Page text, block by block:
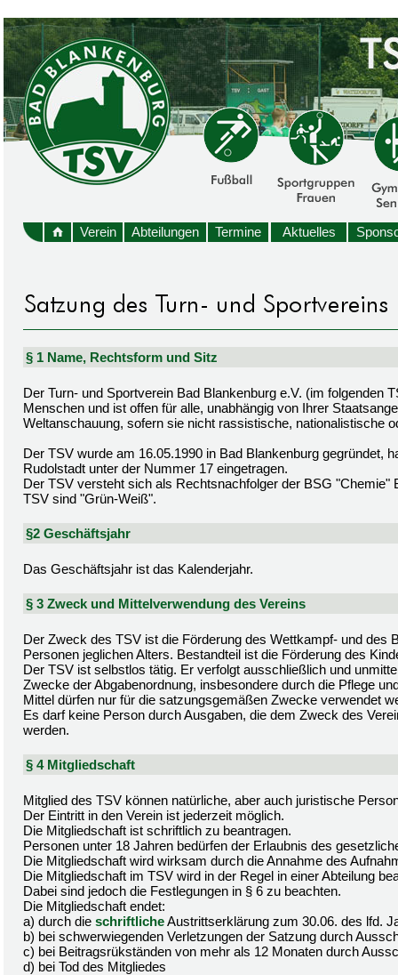
Verein Abteilungen Termine Aktuelles
§ 1 Name, Rechtsform und Sitz
Der Turn- und Sportverein Bad Blankenburg e.V. (im folgenden
Menschen und ist offen für alle, unabhängig von Ihrer
Weltanschauung, sofern sie nicht rassistische, nationalistische
Der TSV wurde am 16.05.1990 in Bad Blankenburg gegründet,
Rudolstadt unter der Nummer 17 eingetragen.
Der TSV versteht sich als Rechtsnachfolger der BSG
TSV sind "Grün-Weiß".
§2 Geschäftsjahr
Das Geschäftsjahr ist das Kalenderjahr.
§ 3 Zweck und Mittelverwendung des Vereins
Der Zweck des TSV ist die Förderung des Wettkampf- und des
Personen jeglichen Alters. Bestandteil ist die Förderung des
Der TSV ist selbstlos tätig. Er verfolgt ausschließlich und
Zwecke der Abgabenordnung, insbesondere durch die Pflege
Mittel dürfen nur für die satzungsgemäßen Zwecke verwendet
Es darf keine Person durch Ausgaben, die dem Zweck des
werden.
§ 4 Mitgliedschaft
Mitglied des TSV können natürliche, aber auch juristische
Der Eintritt in den Verein ist jederzeit möglich.
Die Mitgliedschaft ist schriftlich zu beantragen.
Personen unter 18 Jahren bedürfen der Erlaubnis des
Die Mitgliedschaft wird wirksam durch die Annahme des
Die Mitgliedschaft im TSV wird in der Regel in einer Abteilung
Dabei sind jedoch die Festlegungen in § 6 zu beachten.
Die Mitgliedschaft endet:
a) durch die schriftlicheAustrittserklärung zum 30.06. des lfd.
b) bei schwerwiegenden Verletzungen der Satzung durch
c) bei Beitragsrükständen von mehr als 12 Monaten durch
d) bei Tod des Mitgliedes